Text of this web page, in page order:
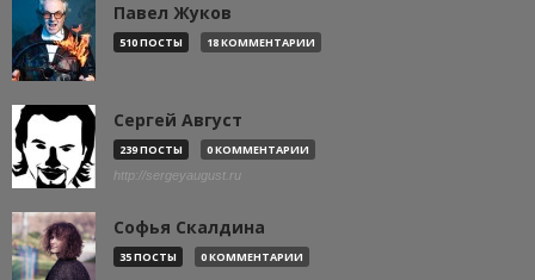
Павел Жуков
510 ПОСТЫ 18 КОММЕНТАРИИ
Сергей Август
239 ПОСТЫ 0 КОММЕНТАРИИ
http://sergeyaugust.ru
Софья Скалдина
35 ПОСТЫ 0 КОММЕНТАРИИ